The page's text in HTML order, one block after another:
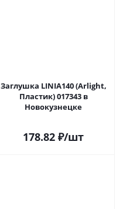
Заглушка LINIA140 (Arlight,
Пластик) 017343 в
Новокузнецке
178.82 ₽/шт